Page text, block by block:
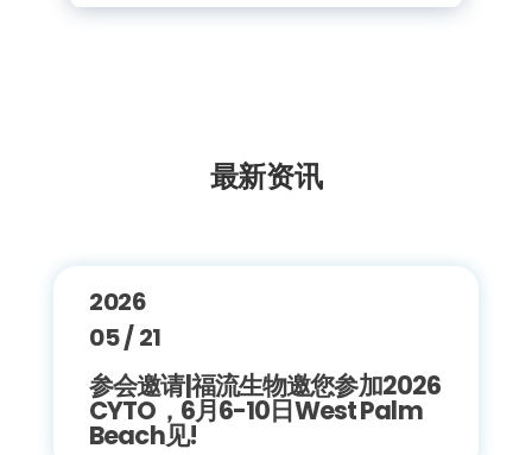
最新资讯
2026
05 / 21
参会邀请|福流生物邀您参加2026
CYTO，6月6-10日West Palm
Beach见!